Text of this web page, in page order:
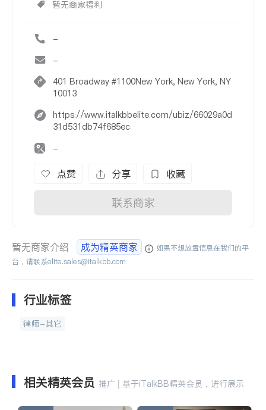
T LAW)
暂无商家福利
-
-
401 Broadway #1100New York, New York, NY
10013
https://www.italkbbelite.com/ubiz/66029a0d
31d531db74f685ec
-
点赞 分享 收藏
联系商家
暂无商家介绍 成为精英商家
如果不想放置信息在我们的平
台，请联系elite.sales@italkbb.com
行业标签
律师-其它
相关精英会员 推广 | 基于iTalkBB精英会员，进行展示